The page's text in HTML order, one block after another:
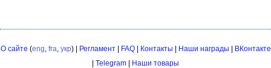
О сайте (eng, fra, укр) | Регламент| FAQ| Контакты Наши награды
ВКонтакте
Telegram Наши товары